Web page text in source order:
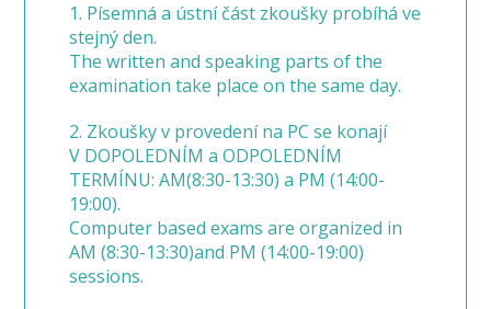
1. Písemná a ústní část zkoušky probíhá ve
stejný den.
The written and speaking parts of the
examination take place on the same day.
2. Zkoušky v provedení na PC se konají
V DOPOLEDNÍM a ODPOLEDNÍM
TERMÍNU: AM(8:30-13:30) a PM (14:00-
19:00).
Computer based exams are organized in
AM (8:30-13:30)and PM (14:00-19:00)
sessions.